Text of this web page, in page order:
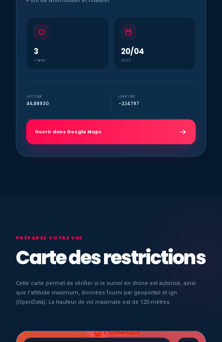
3
J’aime
20/04
2022
LATITUDE
46,88930
LONGITUDE
-2,14797
Ouvrir dans Google Maps
PRÉPAREZ VOTRE VOL
Carte des restrictions
Cette carte permet de vérifier si le survol en drone est autorisé, ainsi
que l'altitude maximum, données fourni par geoportail et ign
(OpenData). La hauteur de vol maximale est de 120 mètres